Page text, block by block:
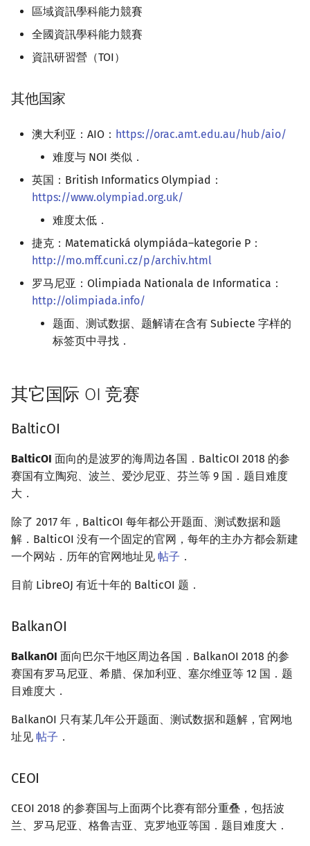
區域資訊學科能力競賽
全國資訊學科能力競賽
資訊研習營（TOI）
其他国家
澳大利亚：AIO： https://orac.amt.edu.au/hub/aio/
难度与 NOI 类似．
英国：British Informatics Olympiad：
https://www.olympiad.org.uk/
难度太低．
捷克：Matematická olympiáda–kategorie P：
http://mo.mff.cuni.cz/p/archiv.html
罗马尼亚：Olimpiada Nationala de Informatica：
http://olimpiada.info/
题面、测试数据、题解请在含有 Subiecte 字样的
标签页中寻找．
其它国际 OI 竞赛
BalticOI
BalticOI 面向的是波罗的海周边各国．BalticOI 2018 的参
赛国有立陶宛、波兰、爱沙尼亚、芬兰等 9 国．题目难度
大．
除了 2017 年，BalticOI 每年都公开题面、测试数据和题
解．BalticOI 没有一个固定的官网，每年的主办方都会新建
一个网站．历年的官网地址见 帖子 ．
目前 LibreOJ 有近十年的 BalticOI 题．
BalkanOI
BalkanOI 面向巴尔干地区周边各国．BalkanOI 2018 的参
赛国有罗马尼亚、希腊、保加利亚、塞尔维亚等 12 国．题
目难度大．
BalkanOI 只有某几年公开题面、测试数据和题解，官网地
址见 帖子 ．
CEOI
CEOI 2018 的参赛国与上面两个比赛有部分重叠，包括波
兰、罗马尼亚、格鲁吉亚、克罗地亚等国．题目难度大．